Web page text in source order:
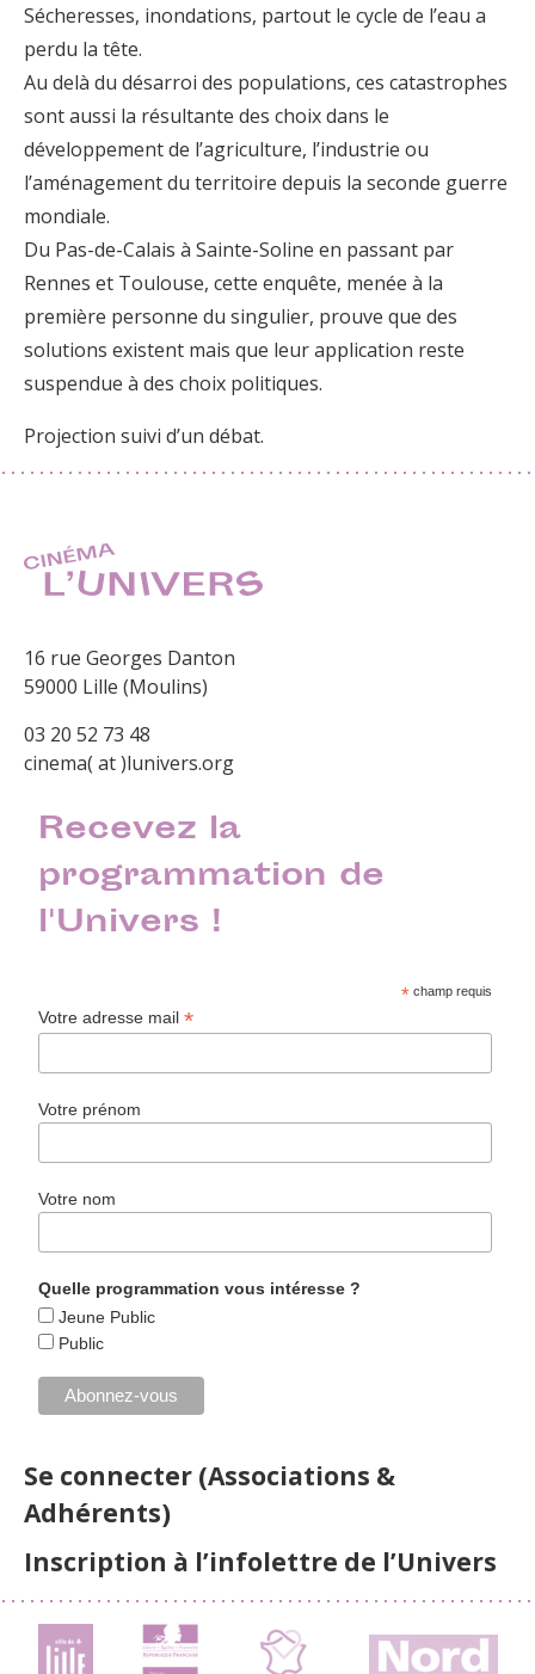
Sécheresses, inondations, partout le cycle de l’eau a
perdu la tête.
Au delà du désarroi des populations, ces catastrophes
sont aussi la résultante des choix dans le
développement de l’agriculture, l’industrie ou
l’aménagement du territoire depuis la seconde guerre
mondiale.
Du Pas-de-Calais à Sainte-Soline en passant par
Rennes et Toulouse, cette enquête, menée à la
première personne du singulier, prouve que des
solutions existent mais que leur application reste
suspendue à des choix politiques.
Projection suivi d’un débat.
16 rue Georges Danton
59000 Lille (Moulins)
03 20 52 73 48
cinema( at )lunivers.org
Recevez la
programmation de
l'Univers !
* champ requis
Votre adresse mail*
Votre prénom
Votre nom
Quelle programmation vous intéresse ?
Jeune Public
Public
Se connecter (Associations &
Adhérents)
Inscription à l’infolettre de l’Univers